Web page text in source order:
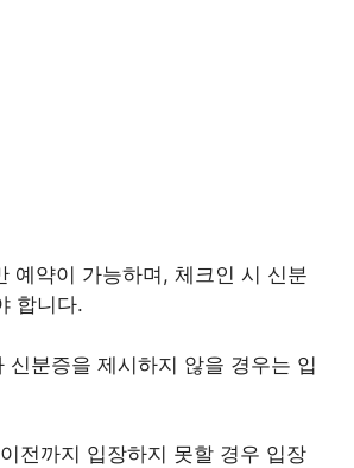
예약이 가능하며, 체크인 시 신분
합니다.
신분증을 제시하지 않을 경우는 입
전까지 입장하지 못할 경우 입장